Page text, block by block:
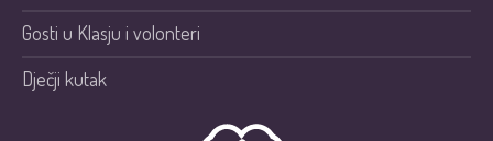
Gosti u Klasju i volonteri
Dječji kutak